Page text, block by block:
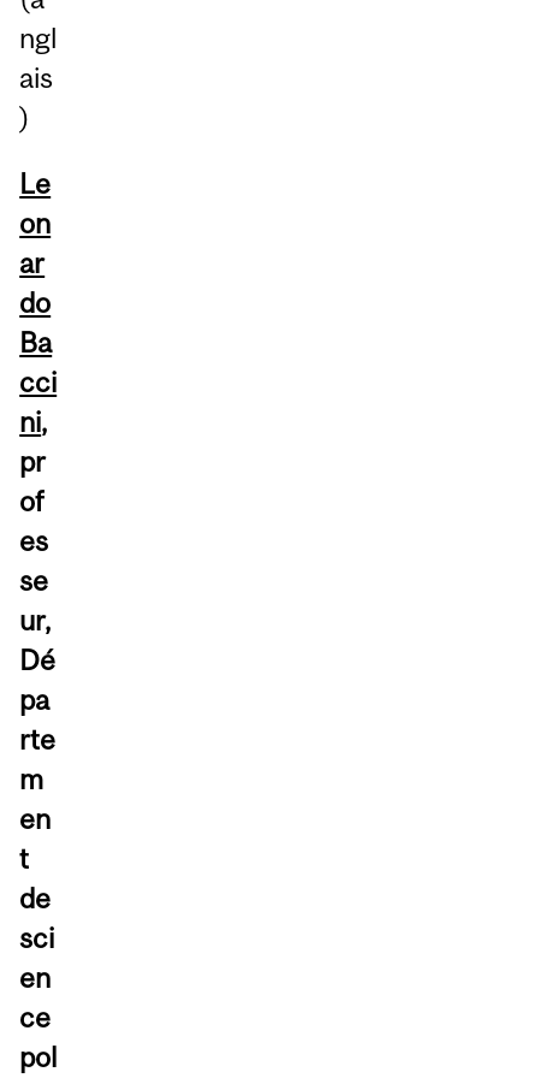
ngl
ais
)
Le
on
ar
do
Ba
cci
ni,
pr
of
es
se
ur,
Dé
pa
rte
m
en
t
de
sci
en
ce
pol